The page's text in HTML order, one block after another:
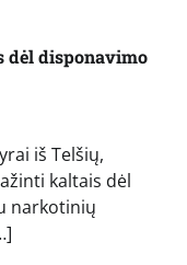
dėl disponavimo
iš Telšių,
kaltais dėl
narkotinių